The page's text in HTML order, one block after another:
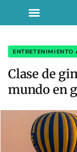
ENTRETENIMIENTO
Clase de
mundo en